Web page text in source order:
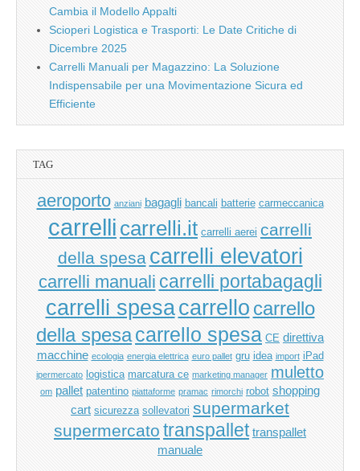
Cambia il Modello Appalti
Scioperi Logistica e Trasporti: Le Date Critiche di
Dicembre 2025
Carrelli Manuali per Magazzino: La Soluzione
Indispensabile per una Movimentazione Sicura ed
Efficiente
TAG
aeroporto anziani bagagli bancali batterie carmeccanica
carrelli carrelli.it carrelli aerei carrelli
della spesa carrelli elevatori
carrelli manuali carrelli portabagagli
carrelli spesacarrello carrello
della spesacarrello spesa CE direttiva
macchine ecologia energia elettrica euro pallet gru idea import iPad
ipermercato logistica marcatura ce marketing manager muletto
om pallet patentino piattaforme pramac rimorchi robot shopping
cart sicurezza sollevatori supermarket
supermercato transpallet transpallet
manuale